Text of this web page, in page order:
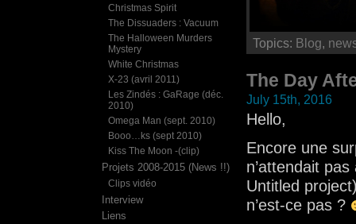
Topics: Blog,
The Day
July 15th, 2016
Hello,
Encore une
n’attendait
Untitled
n’est-ce pas ?
Christmas Spirit
The Dissuaders : Vacuum
The Halloween Murders
Mystery
White Christmas
X-23 (avril 2011)
Les Zindés : GaRage (déc.
2010)
Omega Man (sept. 2010)
Booo…ks (sept 2010)
Kiss The Moon -(clip)
Projets 2008-2015 (News !!)
Clips vidéo
Interview
Liens